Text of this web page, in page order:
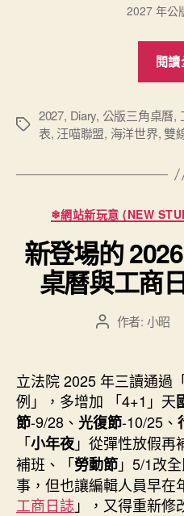
2027 年公
閱
標
2027, Diary, 公版三角桌曆,
表, 汪喵聯盟, 海洋世界,雙
❄網站新玩意 (NEW
新登場的
桌曆與工商
文
者
作者: 小昭
立法院 2025 年三讀通過
例」，多增加 「4+1」天
節-9/28、 光復節-10/25、
「小年夜」從彈性放假
補班、「勞動節」5/1改
事，但也讓編輯人員早在
工商日誌 」，又得重新修